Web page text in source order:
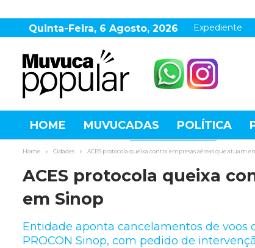
Quinta-Feira, 6 Agosto, 2026 Expediente
HOME MUVUCADAS POLÍTICA
AGRONEGÓCIO DESTAQUES
Home Cidades ACES protocola queixa contra empresas aéreas que atuam
ACES protocola queixa
em Sinop
Entidade aponta cancelamentos de
PROCON Sinop, com pedido de